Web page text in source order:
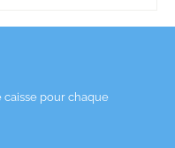
pour chaque